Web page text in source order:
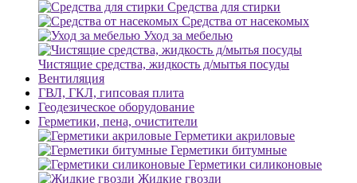
Средства для стирки
Средства от насекомых
Уход за мебелью
Чистящие средства, жидкость д/мытья посуды
Вентиляция
ГВЛ, ГКЛ, гипсовая плита
Геодезическое оборудование
Герметики, пена, очистители
Герметики акриловые
Герметики битумные
Герметики силиконовые
Жидкие гвозди